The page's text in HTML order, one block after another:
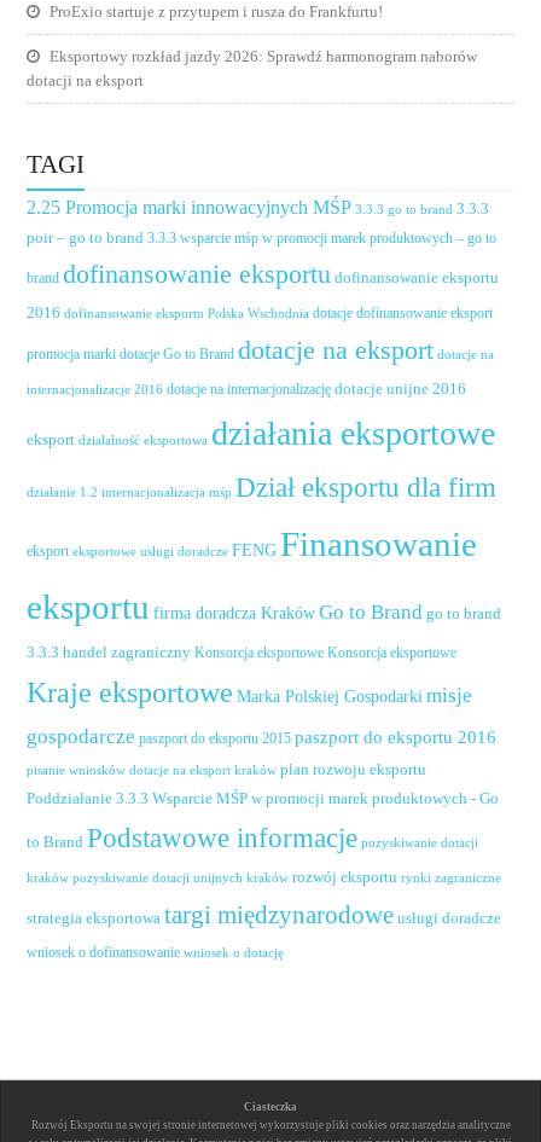
ProExio startuje z przytupem i rusza do Frankfurtu!
Eksportowy rozkład jazdy 2026: Sprawdź harmonogram naborów
dotacji na eksport
TAGI
2.25 Promocja marki innowacyjnych MŚP 3.3.3 go to brand 3.3.3
poir – go to brand 3.3.3 wsparcie mśp w promocji marek produktowych – go to
brand dofinansowanie eksportu dofinansowanie eksportu
2016 dofinansowanie eksportu Polska Wschodnia dotacje dofinansowanie eksport
promocja marki dotacje Go to Brand dotacje na eksport dotacje na
internacjonalizacje 2016 dotacje na internacjonalizację dotacje unijne 2016
eksport działalność eksportowa działania eksportowe
działanie 1.2 internacjonalizacja mśp Dział eksportu dla firm
eksport eksportowe usługi doradcze FENG Finansowanie
eksportu firma doradcza Kraków Go to Brand go to brand
3.3.3 handel zagraniczny Konsorcja eksportowe Konsorcja eksportowe
Kraje eksportowe Marka Polskiej Gospodarki misje
gospodarcze paszport do eksportu 2015 paszport do eksportu 2016
pisanie wniosków dotacje na eksport kraków plan rozwoju eksportu
Poddziałanie 3.3.3 Wsparcie MŚP w promocji marek produktowych - Go
to Brand Podstawowe informacje pozyskiwanie dotacji
kraków pozyskiwanie dotacji unijnych kraków rozwój eksportu rynki zagraniczne
strategia eksportowa targi międzynarodowe usługi doradcze
wniosek o dofinansowanie wniosek o dotację
Ciasteczka
Rozwój Eksportu na swojej stronie internetowej wykorzystuje pliki cookies oraz narzędzia analityczne